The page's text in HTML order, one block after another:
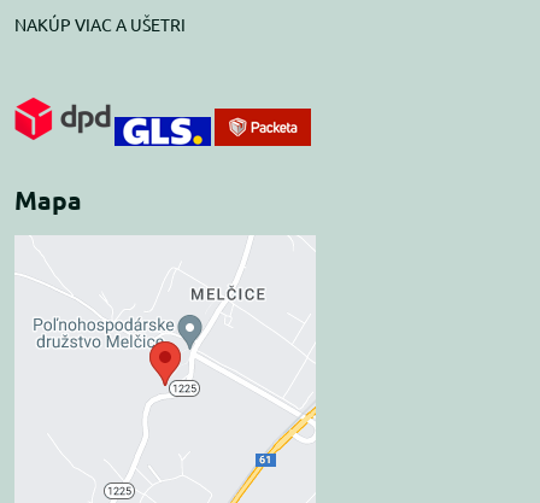
NAKÚP VIAC A UŠETRI
Mapa
Externý obsah je
blokovaný Voľbami
súkromia
Prajete si načítať externý obsah?
Povoliť tentokrát